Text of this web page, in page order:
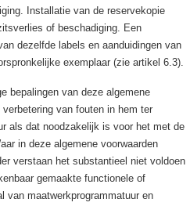
Installatie van de reservekopie
of beschadiging. Een
dezelfde labels en aanduidingen van
exemplaar (zie artikel 6.3).
bepalingen van deze algemene
van fouten in hem ter
als dat noodzakelijk is voor het met de
in deze algemene voorwaarden
verstaan het substantieel niet voldoen
gemaakte functionele of
van maatwerkprogrammatuur en